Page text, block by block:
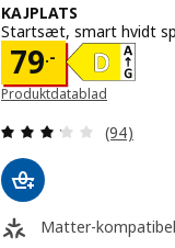
KAJPLATS
Startsæt, smart hvidt
79.-
Pris 79.-
Produktdatablad
Anmeld:
(94)
Matter-kompatibel